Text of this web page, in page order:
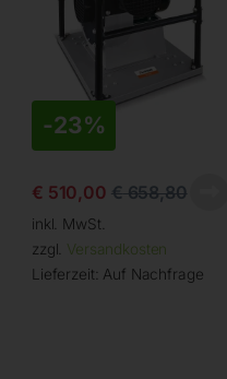
-23%
€ 510,00 €658,80
inkl. MwSt.
zzgl. Versandkosten
Lieferzeit: Auf Nachfrage